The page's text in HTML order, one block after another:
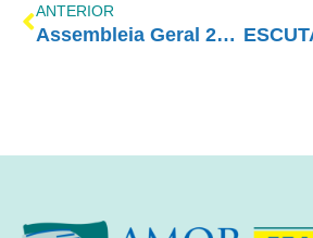
ANTERIOR
Assembleia Geral 2021